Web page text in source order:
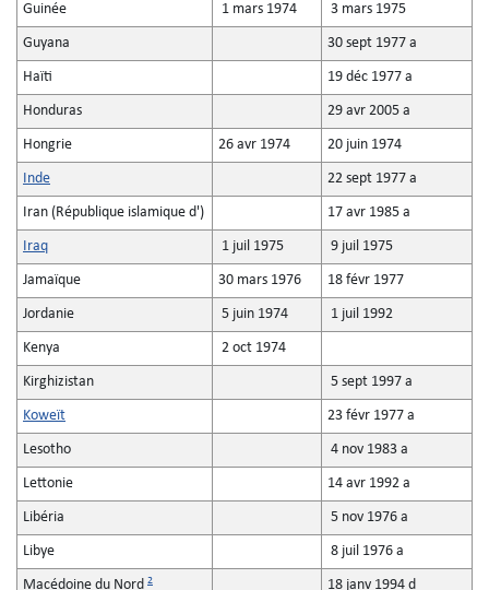
Guinée 1 mars 1974 3 mars 1975
Guyana 30 sept 1977 a
Haïti 19 déc 1977 a
Honduras 29 avr 2005 a
Hongrie 26 avr 1974 20 juin 1974
Inde 22 sept 1977 a
Iran (République islamique d') 17 avr 1985 a
Iraq 1 juil 1975 9 juil 1975
Jamaïque 30 mars 1976 18 févr 1977
Jordanie 5 juin 1974 1 juil 1992
Kenya 2 oct 1974
Kirghizistan 5 sept 1997 a
Koweït 23 févr 1977 a
Lesotho 4 nov 1983 a
Lettonie 14 avr 1992 a
Libéria 5 nov 1976 a
Libye 8 juil 1976 a
Macédoine du Nord 2 18 janv 1994 d